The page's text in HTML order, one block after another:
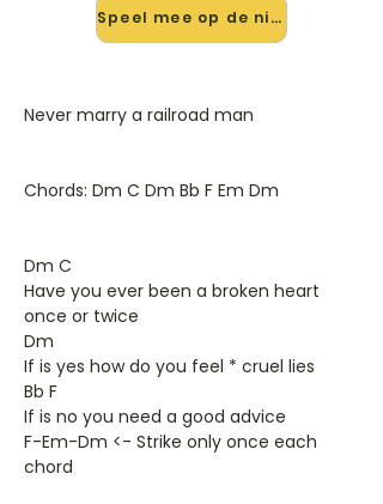
Speel mee op de nieuwe site →
Never marry a railroad man
Chords: Dm C Dm Bb F Em Dm
Dm C
Have you ever been a broken heart
once or twice
Dm
If is yes how do you feel * cruel lies
Bb F
If is no you need a good advice
F-Em-Dm <- Strike only once each
chord